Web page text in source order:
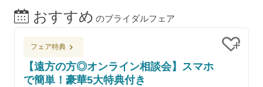
おすすめ のブライダルフェア
フェア特典
【遠方の方◎オンライン相談会】スマホ
で簡単！豪華5大特典付き